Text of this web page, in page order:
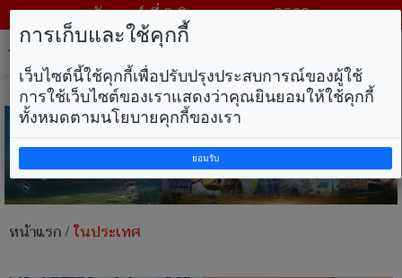
วันเสาร์ ที่ 8 สิงหาคม พ.ศ. 2569
หน้าแรก/ในประเทศ
การเก็บและใช้คุกกี้
เว็บไซต์นี้ใช้คุกกี้เพื่อปรับปรุงประสบการณ์ของผู้ใช้
การใช้เว็บไซต์ของเราแสดงว่าคุณยินยอมให้ใช้คุกกี้
ทั้งหมดตามนโยบายคุกกี้ของเรา
ยอมรับ